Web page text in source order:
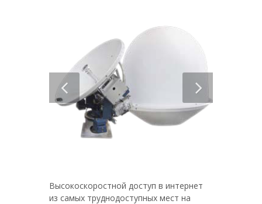
Высокоскоростной доступ в интернет
из самых труднодоступных мест на